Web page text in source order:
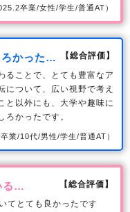
卒業/女性/学生/普通AT）
ろかった…
【総合評価】
ることで、とても豊富なア
について、広い視野で考え
と以外にも、大学や趣味に
かったです。
卒業/10代/男性/学生/普通AT）
る…
【総合評価】
てとても良かったです